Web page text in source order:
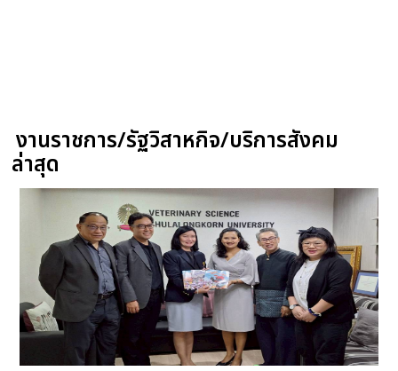
งานราชการ/รัฐวิสาหกิจ/บริการสังคม
ล่าสุด